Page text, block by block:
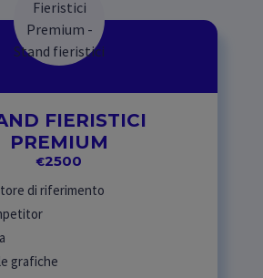
FIERISTICI
PREMIUM
€2500
di riferimento
grafiche